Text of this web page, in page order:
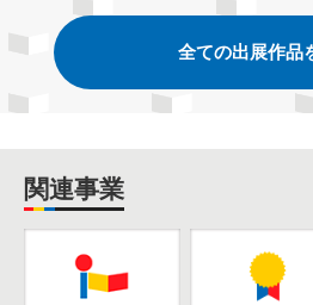
全ての出展作品
関連事業